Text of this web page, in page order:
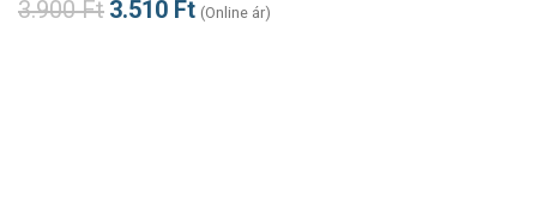
3.900Ft 3.510 Ft (Online ár)